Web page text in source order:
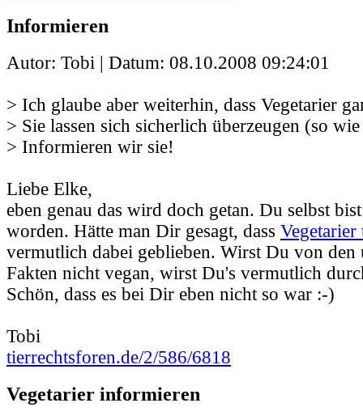
Informieren
Autor: Tobi | Datum: 08.10.2008 09:24:01
> Ich glaube aber weiterhin, dass Vegetarier
> Sie lassen sich sicherlich überzeugen (so
> Informieren wir sie!
Liebe Elke,
eben genau das wird doch getan. Du selbst
worden. Hätte man Dir gesagt, dass
vermutlich dabei geblieben. Wirst Du von den
Fakten nicht vegan, wirst Du's vermutlich
Schön, dass es bei Dir eben nicht so war :-)
Tobi
tierrechtsforen.de/2/586/6818
Vegetarier informieren